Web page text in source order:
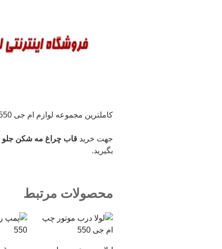
کاملترین مجموعه لوازم ام جی 550 اعم از (بدنه – موتوری – برقی و …( را از ما بخواهید.
جهت خرید قاب چراغ مه شکن جلو چپ ام جی 550 و سایر
بگیرید.
محصولات مرتبط